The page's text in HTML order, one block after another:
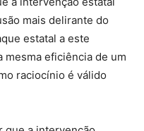
mais delirante do
estatal a este
mesma eficiência de um
raciocínio é válido